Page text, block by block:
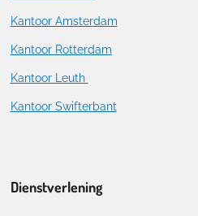
Kantoor Amsterdam
Kantoor Rotterdam
Kantoor Leuth
Kantoor Swifterbant
Dienstverlening